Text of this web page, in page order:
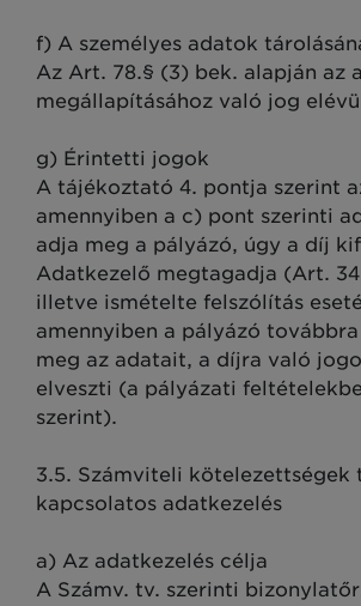
f) A személyes adatok
Az Art. 78.§ (3) bek. alapján az
megállapításához való jog
g) Érintetti jogok
A tájékoztató 4. pontja szerint
amennyiben a c) pont szerinti
adja meg a pályázó, úgy a díj
Adatkezelő megtagadja (Art.
illetve ismételte felszólítás
amennyiben a pályázó
meg az adatait, a díjra való
elveszti (a pályázati
szerint).
3.5. Számviteli kötelezettségek
kapcsolatos adatkezelés
a) Az adatkezelés célja
A Számv. tv. szerinti